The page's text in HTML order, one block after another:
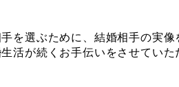
を選ぶために、結婚相手の実
活が続くお手伝いをさせていた